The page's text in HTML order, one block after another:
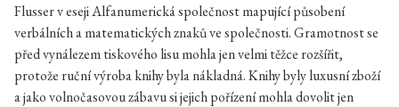
Flusser v eseji Alfanumerická společnost mapující působení
verbálních a matematických znaků ve společnosti. Gramotnost se
před vynálezem tiskového lisu mohla jen velmi těžce rozšířit,
protože ruční výroba knihy byla nákladná. Knihy byly luxusní zboží
a jako volnočasovou zábavu si jejich pořízení mohla dovolit jen